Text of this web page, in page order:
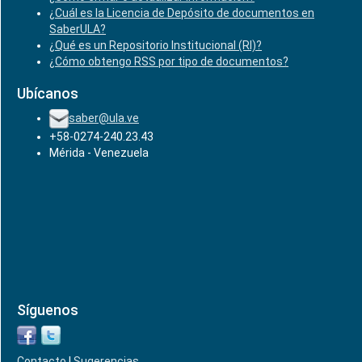
¿Cuál es la Licencia de Depósito de documentos en
SaberULA?
¿Qué es un Repositorio Institucional (RI)?
¿Cómo obtengo RSS por tipo de documentos?
Ubícanos
saber@ula.ve
+58-0274-240.23.43
Mérida - Venezuela
Síguenos